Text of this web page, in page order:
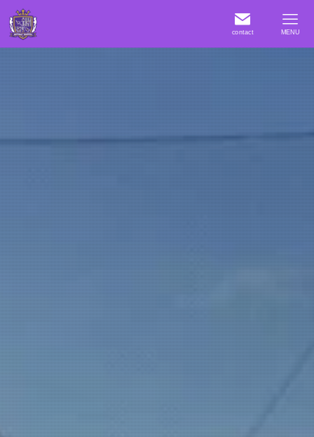
contact MENU